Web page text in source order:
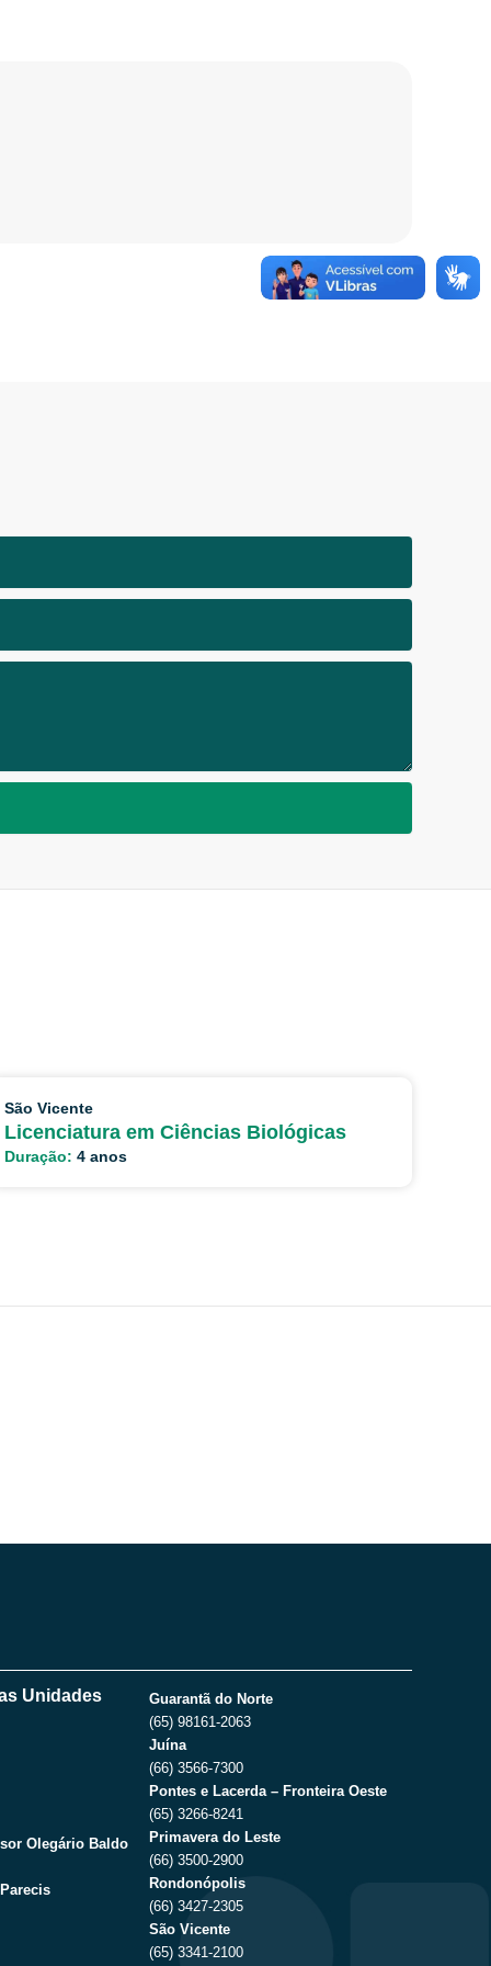
São Vicente
Licenciatura em Ciências Biológicas
Duração:4 anos
Unidades
Olegário Baldo
Guarantã do Norte
(65) 98161-2063
Juína
(66) 3566-7300
Pontes e Lacerda – Fronteira Oeste
(65) 3266-8241
Primavera do Leste
(66) 3500-2900
Rondonópolis
(66) 3427-2305
São Vicente
(65) 3341-2100